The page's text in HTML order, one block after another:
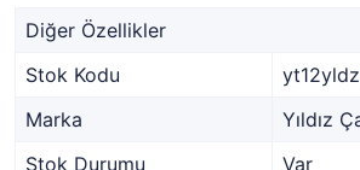
Diğer Özellikler
Stok Kodu
Marka
Yıldız
Stok Durumu
Var